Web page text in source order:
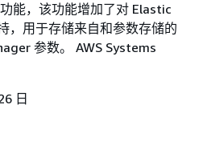
能，该功能增加了对 Elastic
，用于存储来自和参数存储的
参数。 AWS Systems
日